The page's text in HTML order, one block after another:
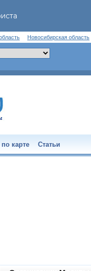
Новосибирская область
карте Статьи